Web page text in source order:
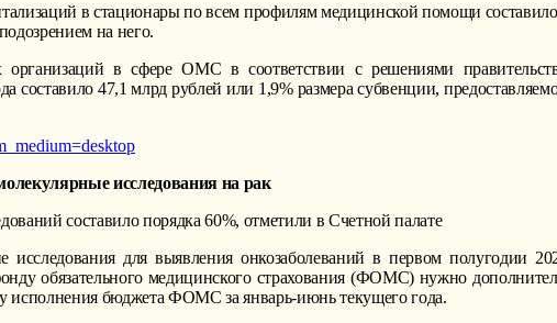
в стационары по всем профилям медицинской помощи
на него.
организаций в сфере ОМС в соответствии с решениями
47,1 млрд рублей или 1,9% размера субвенции,
исследования на рак
составило порядка 60%, отметили в Счетной палате
для выявления онкозаболеваний в первом полугодии
обязательного медицинского страхования (ФОМС) нужно
исполнения бюджета ФОМС за январь-июнь текущего года.